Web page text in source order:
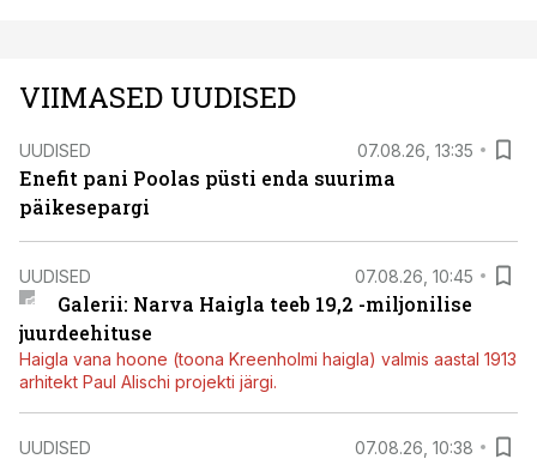
VIIMASED UUDISED
UUDISED 07.08.26, 13:35
Enefit pani Poolas püsti enda suurima
päikesepargi
UUDISED 07.08.26, 10:45
Galerii: Narva Haigla teeb 19,2 -miljonilise
juurdeehituse
Haigla vana hoone (toona Kreenholmi haigla) valmis aastal 1913
arhitekt Paul Alischi projekti järgi.
UUDISED 07.08.26, 10:38